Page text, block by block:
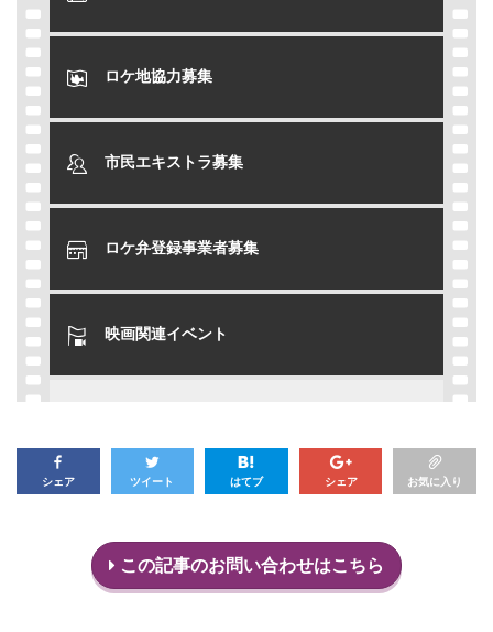
ロケ地協力募集
市民エキストラ募集
ロケ弁登録事業者募集
映画関連イベント
シェア ツイート はてブ シェア お気に入り
この記事のお問い合わせはこちら